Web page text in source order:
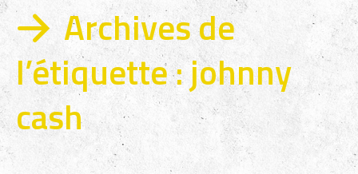
Archives de
l’étiquette :johnny
cash